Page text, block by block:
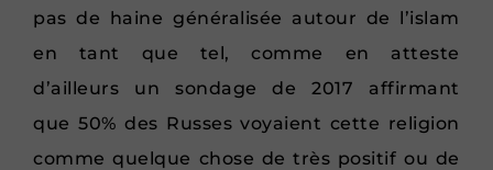
pas de haine généralisée autour de l’islam
en tant que tel, comme en atteste
d’ailleurs un sondage de 2017 affirmant
que 50% des Russes voyaient cette religion
comme quelque chose de très positif ou de